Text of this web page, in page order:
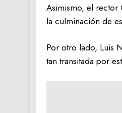
Asimismo, el rector
la culminación de
Por otro lado, Luis
tan transitada por